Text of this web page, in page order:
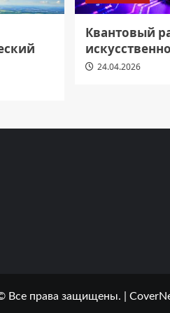
Квантовый
24.04.2026
Все права защищены.